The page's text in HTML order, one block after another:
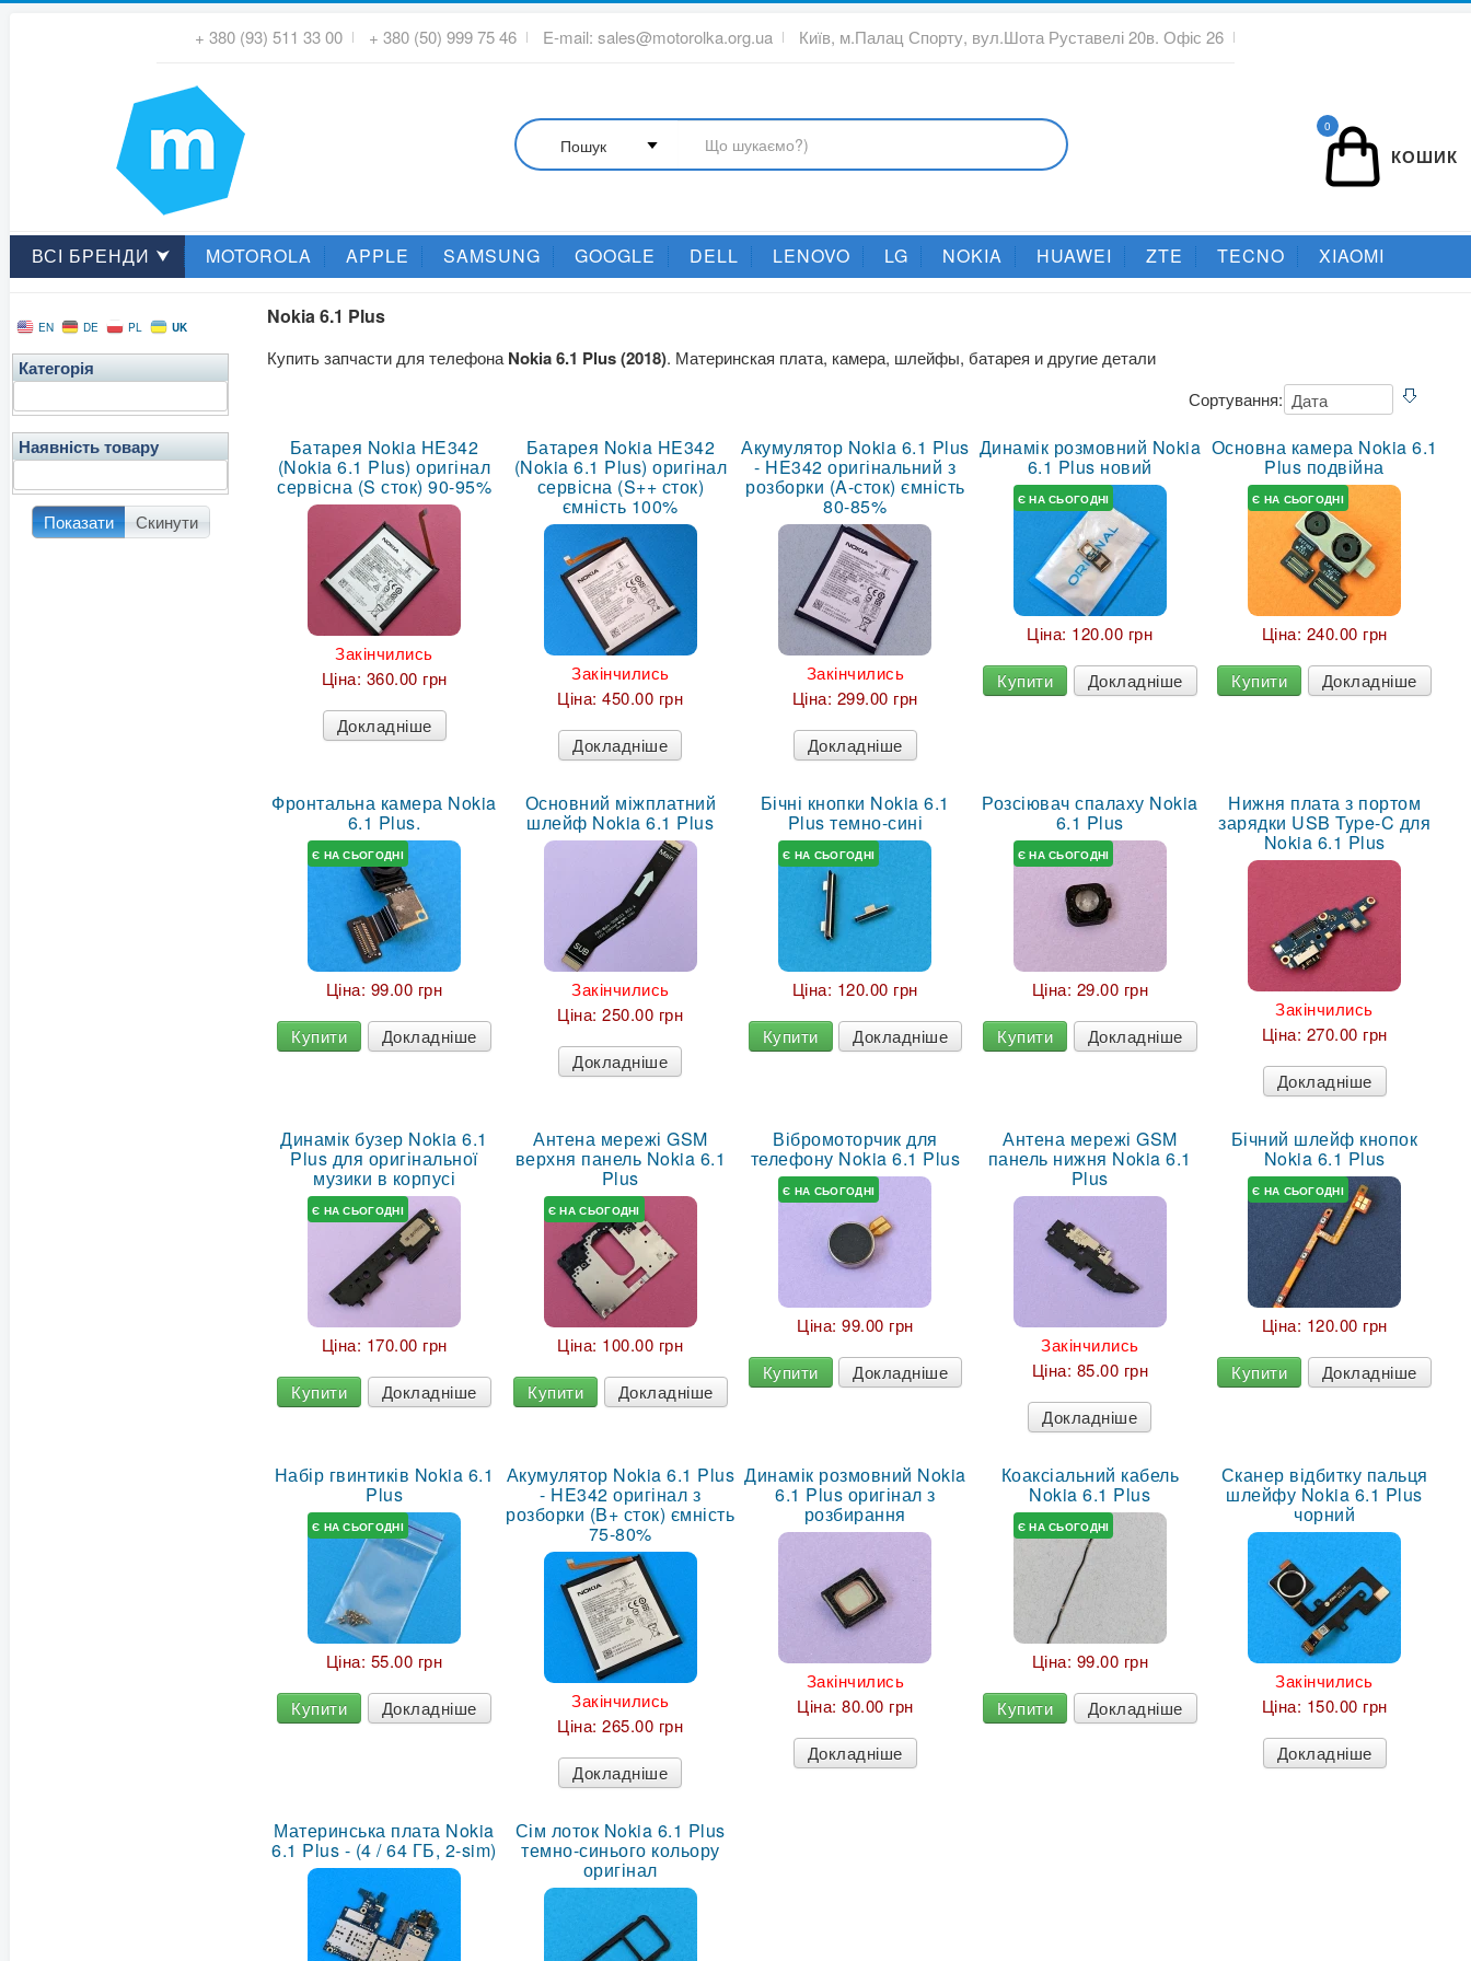
+ 380 (93) 511 33 00 + 380 (50) 999 75 46 E-mail: sales@motorolka.org.ua Київ, м.Палац Спорту, вул.Шота Руставелі 20в. Офіс 26
0
КОШИК
ВСІ БРЕНДИ ⮟ MOTOROLA APPLE SAMSUNG GOOGLE DELL LENOVO LG NOKIA HUAWEI ZTE TECNO XIAOMI
EN DE PL UK
Категорія
Наявність товару
Показати Скинути
Nokia 6.1 Plus
Купить запчасти для телефона Nokia 6.1 Plus(2018). Материнская плата, камера, шлейфы, батарея и другие детали
Сортування:
Батарея Nokia HE342
(Nokia 6.1 Plus) оригінал
сервісна (S сток) 90-95%
Закінчились
Ціна: 360.00 грн
Докладніше
Батарея Nokia HE342
(Nokia 6.1 Plus) оригінал
сервісна (S++ сток)
ємність 100%
Закінчились
Ціна:450.00 грн
Докладніше
Акумулятор Nokia 6.1 Plus
- HE342 оригінальний з
розборки (A-сток) ємність
80-85%
Закінчились
Ціна: 299.00 грн
Докладніше
Динамік розмовний Nokia
6.1 Plus новий
Є НА СЬОГОДНІ
Ціна: 120.00 грн
Купити Докладніше
Основна камера Nokia 6.1
Plus подвійна
Є НА СЬОГОДНІ
Ціна: 240.00 грн
Купити Докладніше
Фронтальна камера Nokia
6.1 Plus.
Є НА СЬОГОДНІ
Ціна: 99.00 грн
Купити Докладніше
Основний міжплатний
шлейф Nokia 6.1 Plus
Закінчились
Ціна:250.00 грн
Докладніше
Бічні кнопки Nokia 6.1
Plus темно-сині
Є НА СЬОГОДНІ
Ціна: 120.00 грн
Купити Докладніше
Розсіювач спалаху Nokia
6.1 Plus
Є НА СЬОГОДНІ
Ціна: 29.00 грн
Купити Докладніше
Нижня плата з портом
зарядки USB Type-C для
Nokia 6.1 Plus
Закінчились
Ціна: 270.00 грн
Докладніше
Динамік бузер Nokia 6.1
Plus для оригінальної
музики в корпусі
Є НА СЬОГОДНІ
Ціна: 170.00 грн
Купити Докладніше
Антена мережі GSM
верхня панель Nokia 6.1
Plus
Є НА СЬОГОДНІ
Ціна: 100.00 грн
Купити Докладніше
Вібромоторчик для
телефону Nokia 6.1 Plus
Є НА СЬОГОДНІ
Ціна:99.00 грн
Купити Докладніше
Антена мережі GSM
панель нижня Nokia 6.1
Plus
Закінчились
Ціна: 85.00 грн
Докладніше
Бічний шлейф кнопок
Nokia 6.1 Plus
Є НА СЬОГОДНІ
Ціна: 120.00 грн
Купити Докладніше
Набір гвинтиків Nokia 6.1
Plus
Є НА СЬОГОДНІ
Ціна: 55.00 грн
Купити Докладніше
Акумулятор Nokia 6.1 Plus
- HE342 оригінал з
розборки (B+ сток) ємність
75-80%
Закінчились
Ціна:265.00 грн
Докладніше
Динамік розмовний Nokia
6.1 Plus оригінал з
розбирання
Закінчились
Ціна:80.00 грн
Докладніше
Коаксіальний кабель
Nokia 6.1 Plus
Є НА СЬОГОДНІ
Ціна: 99.00 грн
Купити Докладніше
Сканер відбитку пальця
шлейфу Nokia 6.1 Plus
чорний
Закінчились
Ціна: 150.00 грн
Докладніше
Материнська плата Nokia
6.1 Plus - (4 / 64 ГБ, 2-sim)
Сім лоток Nokia 6.1 Plus
темно-синього кольору
оригінал